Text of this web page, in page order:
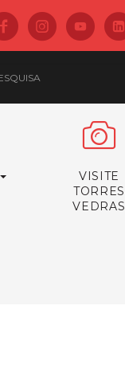
VISITE
TORRES
VEDRAS